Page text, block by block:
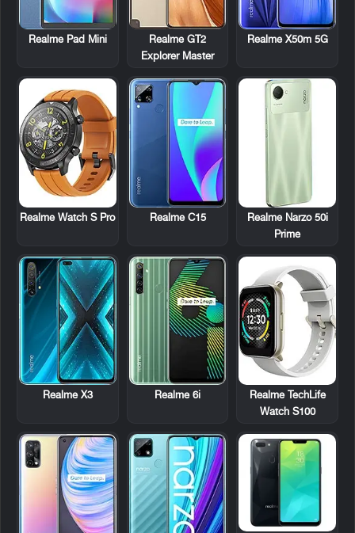
Realme X50m 5G
Realme GT2
Explorer Master
Realme Pad Mini
Realme Narzo 50i
Prime
Realme C15
Realme Watch S Pro
Realme TechLife
Watch S100
Realme 6i
Realme X3